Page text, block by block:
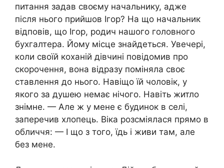
питання задав своєму начальнику, адже
після нього прийшов Ігор? На що начальник
відповів, що Ігор, родич нашого головного
бухгалтера. Йому місце знайдеться. Увечері,
коли своїй коханій дівчині повідомив про
скорочення, вона відразу поміняла своє
ставлення до нього. Навіщо їй чоловік, у
якого за душею немає нічого. Навіть житло
знімне. — Але ж у мене є будинок в селі,
заперечив хлопець. Віка розсміялася прямо в
обличчя: — І що з того, їдь і живи там, але
без мене.